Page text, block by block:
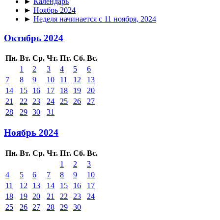
► Ноябрь 2024
► Неделя начинается с 11 ноября, 2024
Октябрь 2024
Пн. Вт. Ср. Чт. Пт. Сб. Вс.
1
2 3 4 5
6
7
8 9 10 11 12
13
14
15 16 17 18 19
20
21
22 23 24 25 26
27
28
29 30 31
Ноябрь 2024
Пн. Вт. Ср. Чт. Пт. Сб. Вс.
1
2
3
4
5 6 7 8 9
10
11
12 13 14 15 16
17
18
19 20 21 22 23
24
25
26 27 28 29 30